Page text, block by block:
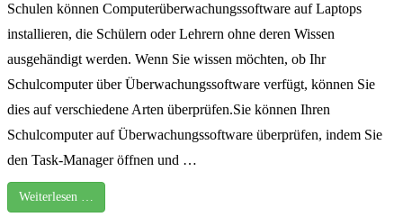
Schulen können Computerüberwachungssoftware auf Laptops
installieren, die Schülern oder Lehrern ohne deren Wissen
ausgehändigt werden. Wenn Sie wissen möchten, ob Ihr
Schulcomputer über Überwachungssoftware verfügt, können Sie
dies auf verschiedene Arten überprüfen.Sie können Ihren
Schulcomputer auf Überwachungssoftware überprüfen, indem Sie
den Task-Manager öffnen und …
Weiterlesen …